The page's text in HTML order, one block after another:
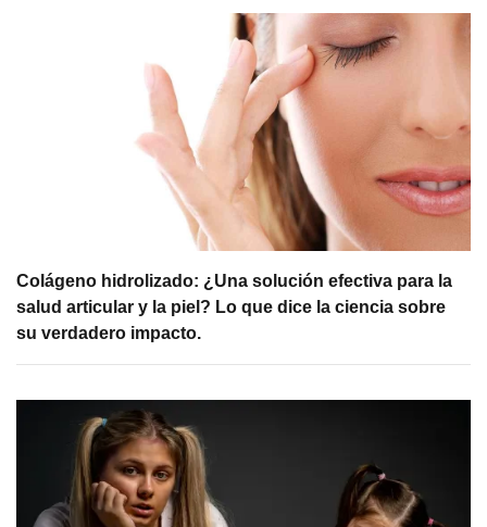
Colágeno hidrolizado: ¿Una solución efectiva para la
salud articular y la piel? Lo que dice la ciencia sobre
su verdadero impacto.